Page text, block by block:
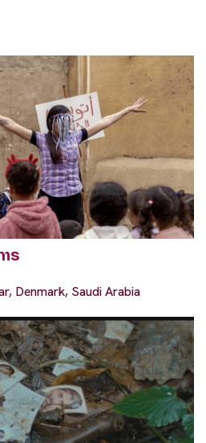
Denmark, Saudi Arabia